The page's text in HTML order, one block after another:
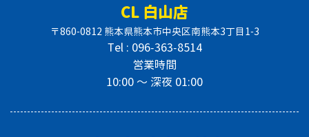
CL 白山店
〒860-0812 熊本県熊本市中央区南熊本3丁目1-3
Tel : 096-363-8514
営業時間
10:00 〜 深夜 01:00